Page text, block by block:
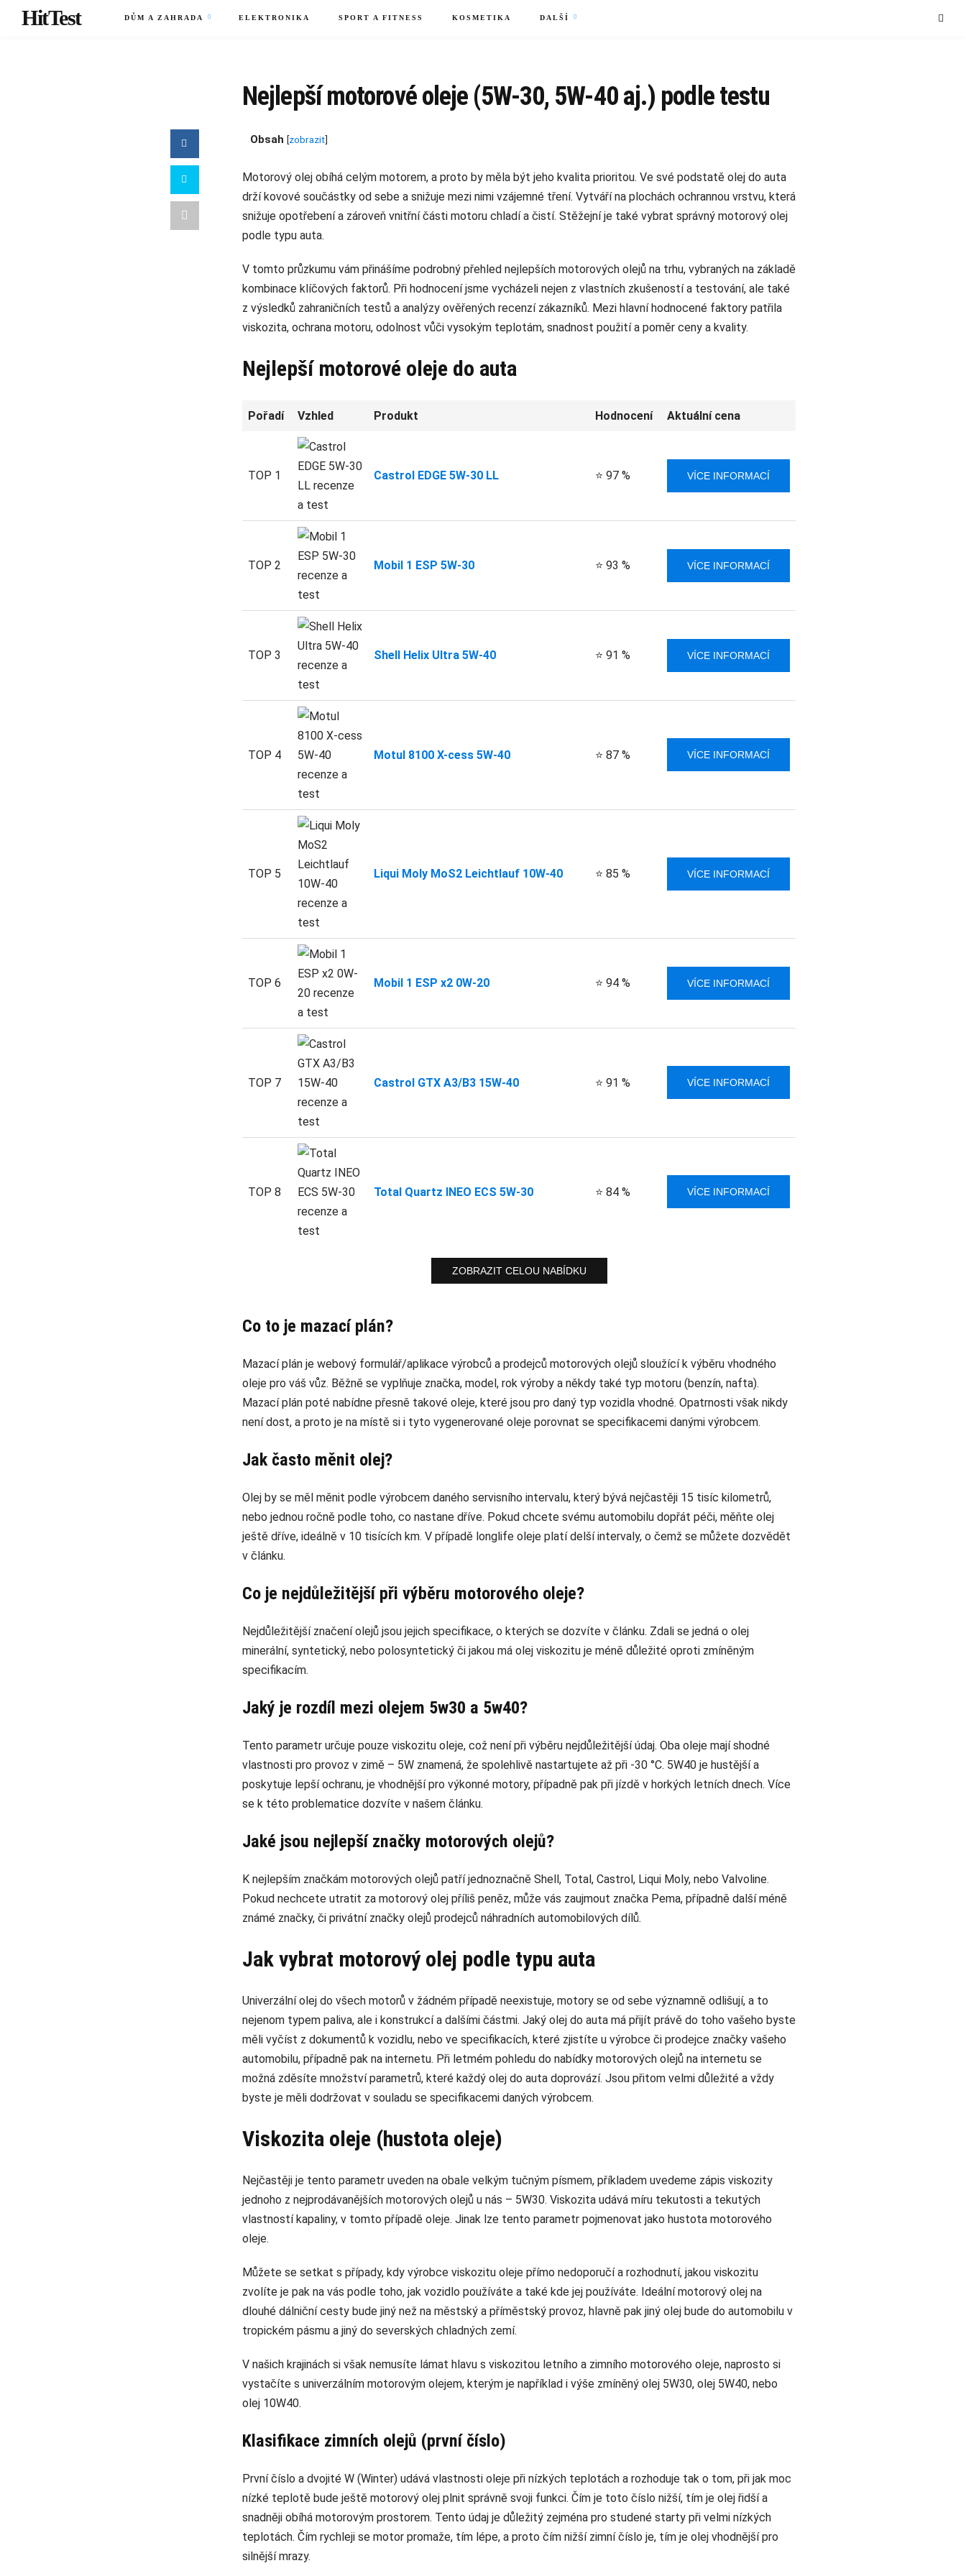
HitTest DŮM A ZAHRADA ELEKTRONIKA SPORT A FITNESS KOSMETIKA DALŠÍ
Nejlepší motorové oleje (5W-30, 5W-40 aj.) podle testu
Obsah [zobrazit]
Motorový olej obíhá celým motorem, a proto by měla být jeho kvalita prioritou. Ve své podstatě olej do auta
drží kovové součástky od sebe a snižuje mezi nimi vzájemné tření. Vytváří na plochách ochrannou vrstvu, která
snižuje opotřebení a zároveň vnitřní části motoru chladí a čistí. Stěžejní je také vybrat správný motorový olej
podle typu auta.
V tomto průzkumu vám přinášíme podrobný přehled nejlepších motorových olejů na trhu, vybraných na základě
kombinace klíčových faktorů. Při hodnocení jsme vycházeli nejen z vlastních zkušeností a testování, ale také
z výsledků zahraničních testů a analýzy ověřených recenzí zákazníků. Mezi hlavní hodnocené faktory patřila
viskozita, ochrana motoru, odolnost vůči vysokým teplotám, snadnost použití a poměr ceny a kvality.
Nejlepší motorové oleje do auta
Pořadí Vzhled Produkt Hodnocení Aktuální cena
TOP 1 Castrol EDGE 5W-30 LL ⭐ 97 % VÍCE INFORMACÍ
TOP 2 Mobil 1 ESP 5W-30 ⭐ 93 % VÍCE INFORMACÍ
TOP 3 Shell Helix Ultra 5W-40 ⭐ 91 % VÍCE INFORMACÍ
TOP 4 Motul 8100 X-cess 5W-40 ⭐ 87 % VÍCE INFORMACÍ
TOP 5 Liqui Moly MoS2 Leichtlauf 10W-40 ⭐ 85 % VÍCE INFORMACÍ
TOP 6 Mobil 1 ESP x2 0W-20 ⭐ 94 % VÍCE INFORMACÍ
TOP 7 Castrol GTX A3/B3 15W-40 ⭐ 91 % VÍCE INFORMACÍ
TOP 8 Total Quartz INEO ECS 5W-30 ⭐ 84 % VÍCE INFORMACÍ
ZOBRAZIT CELOU NABÍDKU
Co to je mazací plán?
Mazací plán je webový formulář/aplikace výrobců a prodejců motorových olejů sloužící k výběru vhodného
oleje pro váš vůz. Běžně se vyplňuje značka, model, rok výroby a někdy také typ motoru (benzín, nafta).
Mazací plán poté nabídne přesně takové oleje, které jsou pro daný typ vozidla vhodné. Opatrnosti však nikdy
není dost, a proto je na místě si i tyto vygenerované oleje porovnat se specifikacemi danými výrobcem.
Jak často měnit olej?
Olej by se měl měnit podle výrobcem daného servisního intervalu, který bývá nejčastěji 15 tisíc kilometrů,
nebo jednou ročně podle toho, co nastane dříve. Pokud chcete svému automobilu dopřát péči, měňte olej
ještě dříve, ideálně v 10 tisících km. V případě longlife oleje platí delší intervaly, o čemž se můžete dozvědět
v článku.
Co je nejdůležitější při výběru motorového oleje?
Nejdůležitější značení olejů jsou jejich specifikace, o kterých se dozvíte v článku. Zdali se jedná o olej
minerální, syntetický, nebo polosyntetický či jakou má olej viskozitu je méně důležité oproti zmíněným
specifikacím.
Jaký je rozdíl mezi olejem 5w30 a 5w40?
Tento parametr určuje pouze viskozitu oleje, což není při výběru nejdůležitější údaj. Oba oleje mají shodné
vlastnosti pro provoz v zimě – 5W znamená, že spolehlivě nastartujete až při -30 °C. 5W40 je hustější a
poskytuje lepší ochranu, je vhodnější pro výkonné motory, případně pak při jízdě v horkých letních dnech. Více
se k této problematice dozvíte v našem článku.
Jaké jsou nejlepší značky motorových olejů?
K nejlepším značkám motorových olejů patří jednoznačně Shell, Total, Castrol, Liqui Moly, nebo Valvoline.
Pokud nechcete utratit za motorový olej příliš peněz, může vás zaujmout značka Pema, případně další méně
známé značky, či privátní značky olejů prodejců náhradních automobilových dílů.
Jak vybrat motorový olej podle typu auta
Univerzální olej do všech motorů v žádném případě neexistuje, motory se od sebe významně odlišují, a to
nejenom typem paliva, ale i konstrukcí a dalšími částmi. Jaký olej do auta má přijít právě do toho vašeho byste
měli vyčíst z dokumentů k vozidlu, nebo ve specifikacích, které zjistíte u výrobce či prodejce značky vašeho
automobilu, případně pak na internetu. Při letmém pohledu do nabídky motorových olejů na internetu se
možná zděsíte množství parametrů, které každý olej do auta doprovází. Jsou přitom velmi důležité a vždy
byste je měli dodržovat v souladu se specifikacemi daných výrobcem.
Viskozita oleje (hustota oleje)
Nejčastěji je tento parametr uveden na obale velkým tučným písmem, příkladem uvedeme zápis viskozity
jednoho z nejprodávanějších motorových olejů u nás – 5W30. Viskozita udává míru tekutosti a tekutých
vlastností kapaliny, v tomto případě oleje. Jinak lze tento parametr pojmenovat jako hustota motorového
oleje.
Můžete se setkat s případy, kdy výrobce viskozitu oleje přímo nedoporučí a rozhodnutí, jakou viskozitu
zvolíte je pak na vás podle toho, jak vozidlo používáte a také kde jej používáte. Ideální motorový olej na
dlouhé dálniční cesty bude jiný než na městský a příměstský provoz, hlavně pak jiný olej bude do automobilu v
tropickém pásmu a jiný do severských chladných zemí.
V našich krajinách si však nemusíte lámat hlavu s viskozitou letního a zimního motorového oleje, naprosto si
vystačíte s univerzálním motorovým olejem, kterým je například i výše zmíněný olej 5W30, olej 5W40, nebo
olej 10W40.
Klasifikace zimních olejů (první číslo)
První číslo a dvojité W (Winter) udává vlastnosti oleje při nízkých teplotách a rozhoduje tak o tom, při jak moc
nízké teplotě bude ještě motorový olej plnit správně svoji funkci. Čím je toto číslo nižší, tím je olej řidší a
snadněji obíhá motorovým prostorem. Tento údaj je důležitý zejména pro studené starty při velmi nízkých
teplotách. Čím rychleji se motor promaže, tím lépe, a proto čím nižší zimní číslo je, tím je olej vhodnější pro
silnější mrazy.